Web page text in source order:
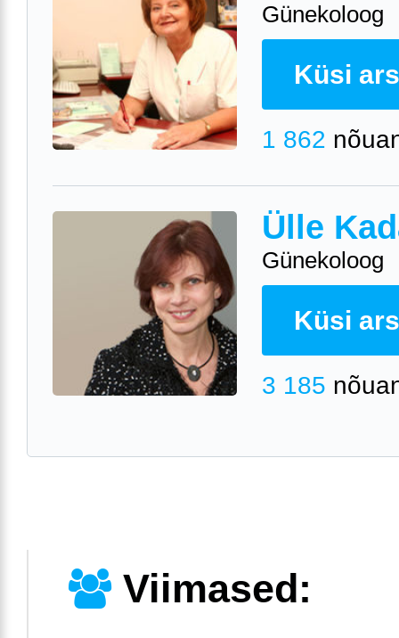
Günekoloog
Küsi
1 862
Ülle
Günekoloog
Küsi
3 185
Viimased: